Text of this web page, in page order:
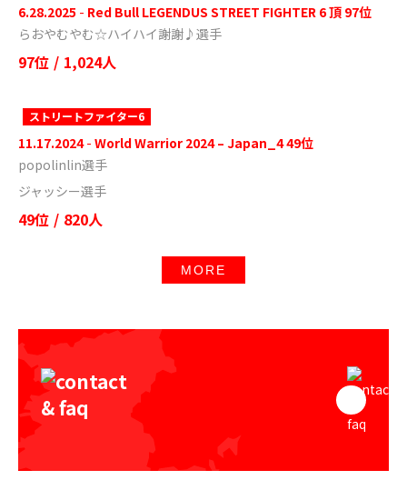
6.28.2025 - Red Bull LEGENDUS STREET FIGHTER 6 頂 97位
らおやむやむ☆ハイハイ謝謝♪選手
97位 / 1,024人
ストリートファイター6
11.17.2024- World Warrior 2024 – Japan_4 49位
popolinlin選手
ジャッシー選手
49位 / 820人
MORE